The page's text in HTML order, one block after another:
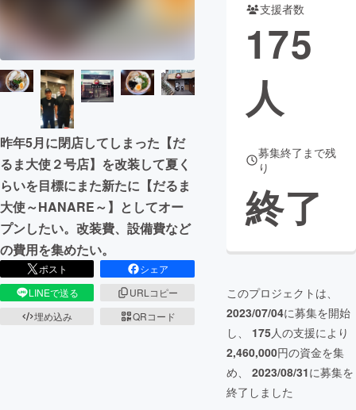
昨年5月に閉店してしまった【だ
るま大使２号店】を改装して夏く
らいを目標にまた新たに【だるま
大使～HANARE～】としてオー
プンしたい。改装費、設備費など
の費用を集めたい。
ポスト
シェア
LINEで送る
URLコピー
埋め込み
QRコード
支援者数
175
人
募集終了まで残
り
終了
このプロジェクトは、
2023/07/04に募集を開始
し、 175人の支援により
2,460,000円の資金を集
め、 2023/08/31に募集を
終了しました